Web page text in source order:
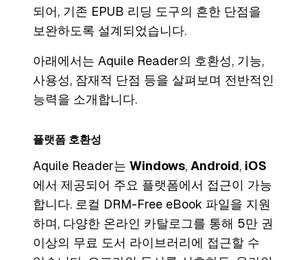
되어, 기존 EPUB 리딩 도구의 흔한 단점을
보완하도록 설계되었습니다.
아래에서는 Aquile Reader의 호환성, 기능,
사용성, 잠재적 단점 등을 살펴보며 전반적인
능력을 소개합니다.
플랫폼 호환성
Aquile Reader는 Windows, Android, iOS
에서 제공되어 주요 플랫폼에서 접근이 가능
합니다. 로컬 DRM-Free eBook 파일을 지원
하며, 다양한 온라인 카탈로그를 통해 5만 권
이상의 무료 도서 라이브러리에 접근할 수